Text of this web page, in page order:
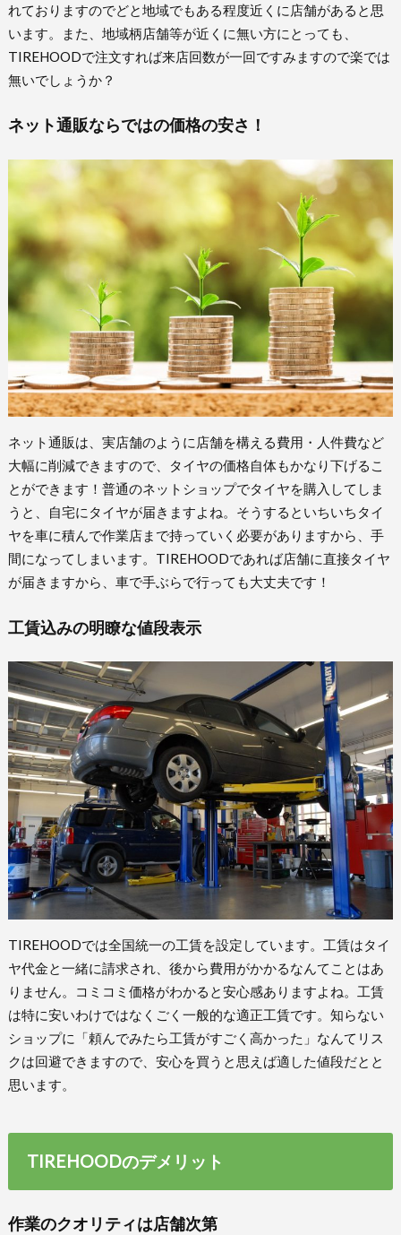
れておりますのでどと地域でもある程度近くに店舗があると思
います。また、地域柄店舗等が近くに無い方にとっても、
TIREHOODで注文すれば来店回数が一回ですみますので楽では
無いでしょうか？
ネット通販ならではの価格の安さ！
ネット通販は、実店舗のように店舗を構える費用・人件費など
大幅に削減できますので、タイヤの価格自体もかなり下げるこ
とができます！普通のネットショップでタイヤを購入してしま
うと、自宅にタイヤが届きますよね。そうするといちいちタイ
ヤを車に積んで作業店まで持っていく必要がありますから、手
間になってしまいます。TIREHOODであれば店舗に直接タイヤ
が届きますから、車で手ぶらで行っても大丈夫です！
工賃込みの明瞭な値段表示
TIREHOODでは全国統一の工賃を設定しています。工賃はタイ
ヤ代金と一緒に請求され、後から費用がかかるなんてことはあ
りません。コミコミ価格がわかると安心感ありますよね。工賃
は特に安いわけではなくごく一般的な適正工賃です。知らない
ショップに「頼んでみたら工賃がすごく高かった」なんてリス
クは回避できますので、安心を買うと思えば適した値段だとと
思います。
TIREHOODのデメリット
作業のクオリティは店舗次第